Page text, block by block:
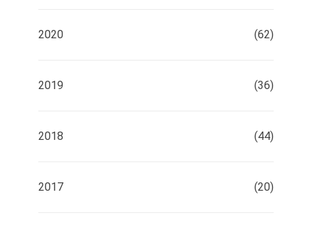
2020 (62)
2019 (36)
2018 (44)
2017 (20)